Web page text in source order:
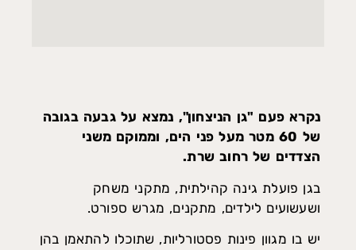
נקרא פעם "גן הניצחון", נמצא על גבעה בגובה
של 60 מטר מעל פני הים, וממוקם משני
הצדדים של רחוב שרת.
בגן פועלת גינה קהילתית, מתקני משחק
ושעשועים לילדים, מתקנים, מגרש ספורט.
יש בו מגוון פינות פסטורליות, שתוכלו להתאמן בהן